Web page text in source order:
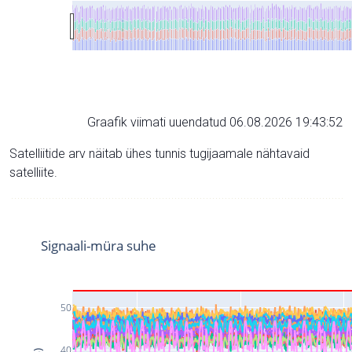
Graafik viimati uuendatud 06.08.2026 19:43:52
Satelliitide arv näitab ühes tunnis tugijaamale nähtavaid
satelliite.
50
Signaali-müra suhe